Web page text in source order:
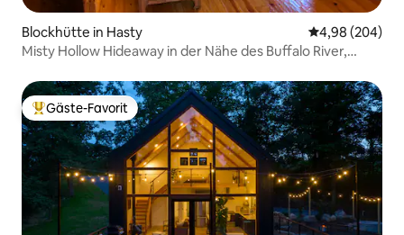
Blockhütte in Hasty
4,98 (204)
Misty Hollow Hideaway in der Nähe des Buffalo River,
Beliebter Gäste-Favorit.
Gäste-Favorit